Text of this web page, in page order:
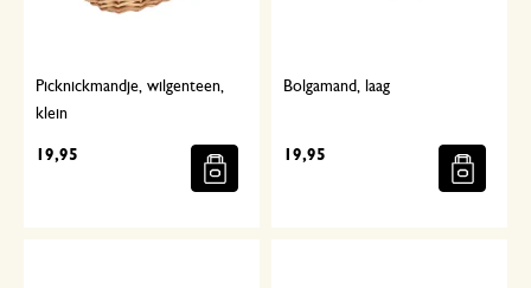
Picknickmandje, wilgenteen,
klein
19,95
Bolgamand, laag
19,95